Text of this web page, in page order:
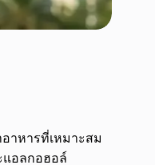
าหารที่เหมาะสม
แอลกอฮอล์